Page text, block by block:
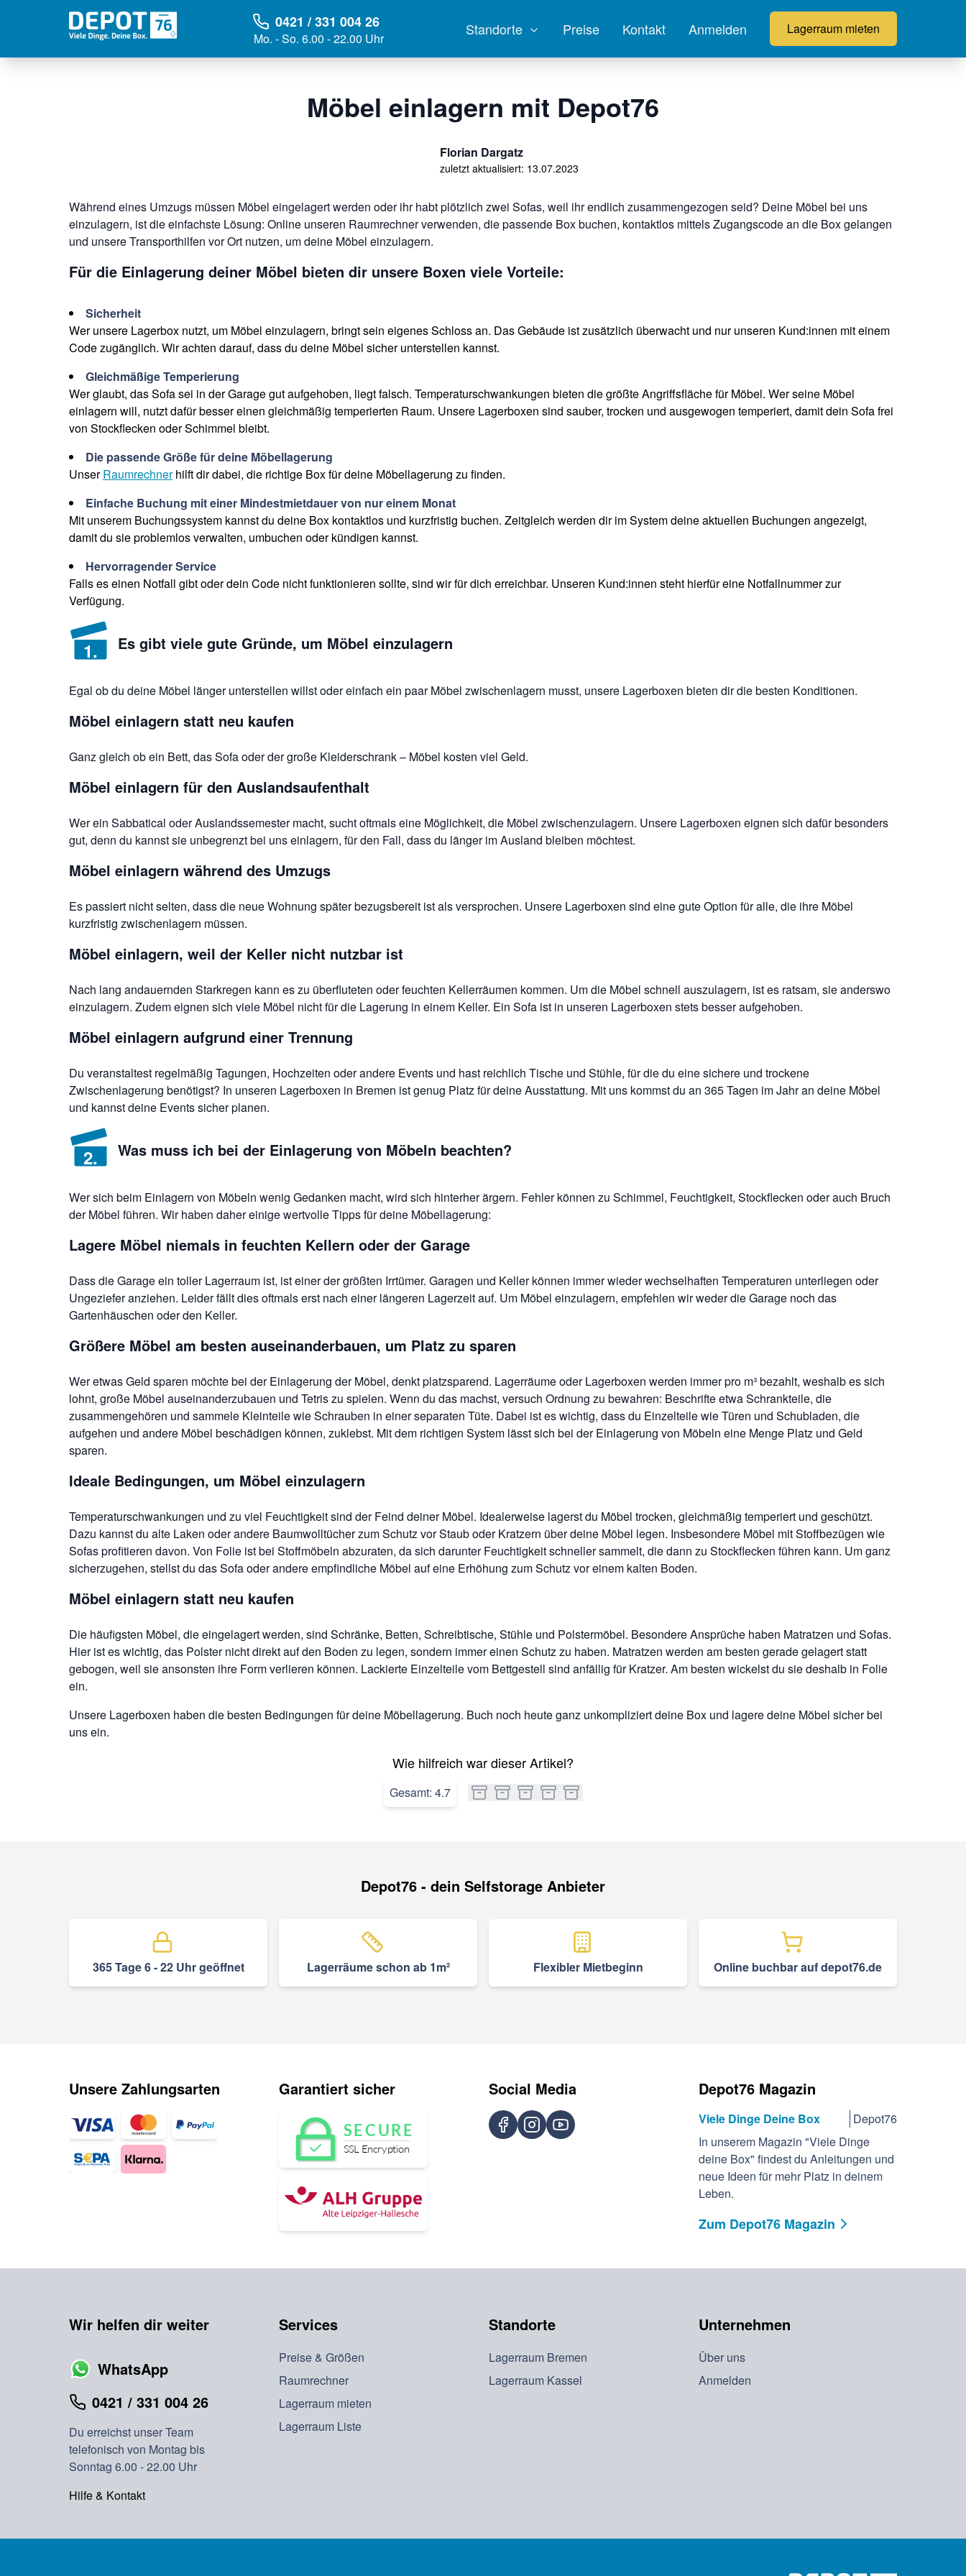
0421 / 331 004 26
Mo. - So. 6.00 - 22.00 Uhr
Standorte Preise Kontakt Anmelden Lagerraum mieten
Möbel einlagern mit Depot76
Florian Dargatz
zuletzt aktualisiert: 13.07.2023
Während eines Umzugs müssen Möbel eingelagert werden oder ihr habt plötzlich zwei Sofas, weil ihr endlich zusammengezogen seid? Deine Möbel bei uns
einzulagern, ist die einfachste Lösung: Online unseren Raumrechner verwenden, die passende Box buchen, kontaktlos mittels Zugangscode an die Box gelangen
und unsere Transporthilfen vor Ort nutzen, um deine Möbel einzulagern.
Für die Einlagerung deiner Möbel bieten dir unsere Boxen viele Vorteile:
Sicherheit
Wer unsere Lagerbox nutzt, um Möbel einzulagern, bringt sein eigenes Schloss an. Das Gebäude ist zusätzlich überwacht und nur unseren Kund:innen mit einem
Code zugänglich. Wir achten darauf, dass du deine Möbel sicher unterstellen kannst.
Gleichmäßige Temperierung
Wer glaubt, das Sofa sei in der Garage gut aufgehoben, liegt falsch. Temperaturschwankungen bieten die größte Angriffsfläche für Möbel. Wer seine Möbel
einlagern will, nutzt dafür besser einen gleichmäßig temperierten Raum. Unsere Lagerboxen sind sauber, trocken und ausgewogen temperiert, damit dein Sofa frei
von Stockflecken oder Schimmel bleibt.
Die passende Größe für deine Möbellagerung
Unser Raumrechner hilft dir dabei, die richtige Box für deine Möbellagerung zu finden.
Einfache Buchung mit einer Mindestmietdauer von nur einem Monat
Mit unserem Buchungssystem kannst du deine Box kontaktlos und kurzfristig buchen. Zeitgleich werden dir im System deine aktuellen Buchungen angezeigt,
damit du sie problemlos verwalten, umbuchen oder kündigen kannst.
Hervorragender Service
Falls es einen Notfall gibt oder dein Code nicht funktionieren sollte, sind wir für dich erreichbar. Unseren Kund:innen steht hierfür eine Notfallnummer zur
Verfügung.
1. Es gibt viele gute Gründe, um Möbel einzulagern
Egal ob du deine Möbel länger unterstellen willst oder einfach ein paar Möbel zwischenlagern musst, unsere Lagerboxen bieten dir die besten Konditionen.
Möbel einlagern statt neu kaufen
Ganz gleich ob ein Bett, das Sofa oder der große Kleiderschrank – Möbel kosten viel Geld.
Möbel einlagern für den Auslandsaufenthalt
Wer ein Sabbatical oder Auslandssemester macht, sucht oftmals eine Möglichkeit, die Möbel zwischenzulagern. Unsere Lagerboxen eignen sich dafür besonders
gut, denn du kannst sie unbegrenzt bei uns einlagern, für den Fall, dass du länger im Ausland bleiben möchtest.
Möbel einlagern während des Umzugs
Es passiert nicht selten, dass die neue Wohnung später bezugsbereit ist als versprochen. Unsere Lagerboxen sind eine gute Option für alle, die ihre Möbel
kurzfristig zwischenlagern müssen.
Möbel einlagern, weil der Keller nicht nutzbar ist
Nach lang andauernden Starkregen kann es zu überfluteten oder feuchten Kellerräumen kommen. Um die Möbel schnell auszulagern, ist es ratsam, sie anderswo
einzulagern. Zudem eignen sich viele Möbel nicht für die Lagerung in einem Keller. Ein Sofa ist in unseren Lagerboxen stets besser aufgehoben.
Möbel einlagern aufgrund einer Trennung
Du veranstaltest regelmäßig Tagungen, Hochzeiten oder andere Events und hast reichlich Tische und Stühle, für die du eine sichere und trockene
Zwischenlagerung benötigst? In unseren Lagerboxen in Bremen ist genug Platz für deine Ausstattung. Mit uns kommst du an 365 Tagen im Jahr an deine Möbel
und kannst deine Events sicher planen.
2. Was muss ich bei der Einlagerung von Möbeln beachten?
Wer sich beim Einlagern von Möbeln wenig Gedanken macht, wird sich hinterher ärgern. Fehler können zu Schimmel, Feuchtigkeit, Stockflecken oder auch Bruch
der Möbel führen. Wir haben daher einige wertvolle Tipps für deine Möbellagerung:
Lagere Möbel niemals in feuchten Kellern oder der Garage
Dass die Garage ein toller Lagerraum ist, ist einer der größten Irrtümer. Garagen und Keller können immer wieder wechselhaften Temperaturen unterliegen oder
Ungeziefer anziehen. Leider fällt dies oftmals erst nach einer längeren Lagerzeit auf. Um Möbel einzulagern, empfehlen wir weder die Garage noch das
Gartenhäuschen oder den Keller.
Größere Möbel am besten auseinanderbauen, um Platz zu sparen
Wer etwas Geld sparen möchte bei der Einlagerung der Möbel, denkt platzsparend. Lagerräume oder Lagerboxen werden immer pro m³ bezahlt, weshalb es sich
lohnt, große Möbel auseinanderzubauen und Tetris zu spielen. Wenn du das machst, versuch Ordnung zu bewahren: Beschrifte etwa Schrankteile, die
zusammengehören und sammele Kleinteile wie Schrauben in einer separaten Tüte. Dabei ist es wichtig, dass du Einzelteile wie Türen und Schubladen, die
aufgehen und andere Möbel beschädigen können, zuklebst. Mit dem richtigen System lässt sich bei der Einlagerung von Möbeln eine Menge Platz und Geld
sparen.
Ideale Bedingungen, um Möbel einzulagern
Temperaturschwankungen und zu viel Feuchtigkeit sind der Feind deiner Möbel. Idealerweise lagerst du Möbel trocken, gleichmäßig temperiert und geschützt.
Dazu kannst du alte Laken oder andere Baumwolltücher zum Schutz vor Staub oder Kratzern über deine Möbel legen. Insbesondere Möbel mit Stoffbezügen wie
Sofas profitieren davon. Von Folie ist bei Stoffmöbeln abzuraten, da sich darunter Feuchtigkeit schneller sammelt, die dann zu Stockflecken führen kann. Um ganz
sicherzugehen, stellst du das Sofa oder andere empfindliche Möbel auf eine Erhöhung zum Schutz vor einem kalten Boden.
Möbel einlagern statt neu kaufen
Die häufigsten Möbel, die eingelagert werden, sind Schränke, Betten, Schreibtische, Stühle und Polstermöbel. Besondere Ansprüche haben Matratzen und Sofas.
Hier ist es wichtig, das Polster nicht direkt auf den Boden zu legen, sondern immer einen Schutz zu haben. Matratzen werden am besten gerade gelagert statt
gebogen, weil sie ansonsten ihre Form verlieren können. Lackierte Einzelteile vom Bettgestell sind anfällig für Kratzer. Am besten wickelst du sie deshalb in Folie
ein.
Unsere Lagerboxen haben die besten Bedingungen für deine Möbellagerung. Buch noch heute ganz unkompliziert deine Box und lagere deine Möbel sicher bei
uns ein.
Wie hilfreich war dieser Artikel?
Gesamt: 4.7
Depot76 - dein Selfstorage Anbieter
365 Tage 6 - 22 Uhr geöffnet Lagerräume schon ab 1m² Flexibler Mietbeginn Online buchbar auf depot76.de
Unsere Zahlungsarten Garantiert sicher Social Media Depot76 Magazin
Viele Dinge Deine Box
Depot76
In unserem Magazin "Viele Dinge
deine Box" findest du Anleitungen und
neue Ideen für mehr Platz in deinem
Leben.
Zum Depot76 Magazin
Wir helfen dir weiter
WhatsApp
0421 / 331 004 26
Du erreichst unser Team
telefonisch von Montag bis
Sonntag 6.00 - 22.00 Uhr
Hilfe & Kontakt
Services
Preise & Größen
Raumrechner
Lagerraum mieten
Lagerraum Liste
Standorte
Lagerraum Bremen
Lagerraum Kassel
Unternehmen
Über uns
Anmelden